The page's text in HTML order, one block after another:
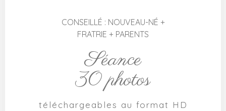
CONSEILLÉ : NOUVEAU-NÉ +
FRATRIE + PARENTS
Séance
30 photos
téléchargeables au format HD